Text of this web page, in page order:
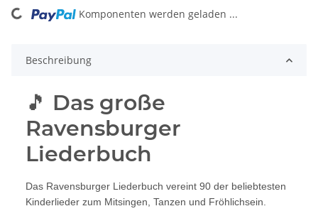
Komponenten werden geladen ...
Beschreibung
🎵 Das große
Ravensburger
Liederbuch
Das Ravensburger Liederbuch vereint 90 der beliebtesten
Kinderlieder zum Mitsingen, Tanzen und Fröhlichsein.